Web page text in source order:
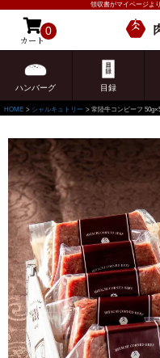
領収書がマイページよ
カート
0
ハンバーグ 目録
ゲス
HOME シャルキュトリー 常陸牛コンビーフ